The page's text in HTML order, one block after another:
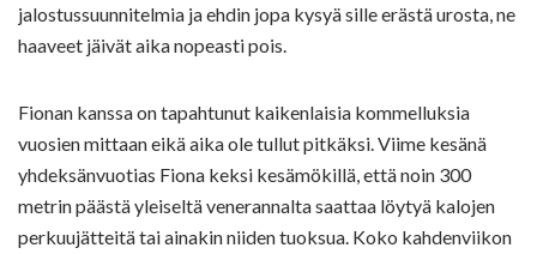
jalostussuunnitelmia ja ehdin jopa kysyä sille erästä urosta, ne
haaveet jäivät aika nopeasti pois.
Fionan kanssa on tapahtunut kaikenlaisia kommelluksia
vuosien mittaan eikä aika ole tullut pitkäksi. Viime kesänä
yhdeksänvuotias Fiona keksi kesämökillä, että noin 300
metrin päästä yleiseltä venerannalta saattaa löytyä kalojen
perkuujätteitä tai ainakin niiden tuoksua. Koko kahdenviikon